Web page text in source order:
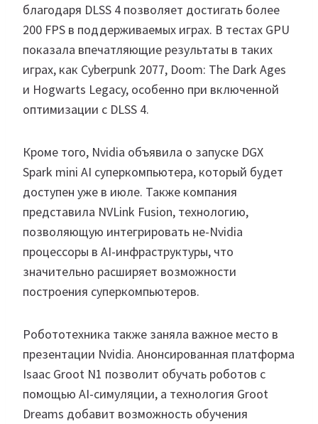
благодаря DLSS 4 позволяет достигать более
200 FPS в поддерживаемых играх. В тестах GPU
показала впечатляющие результаты в таких
играх, как Cyberpunk 2077, Doom: The Dark Ages
и Hogwarts Legacy, особенно при включенной
оптимизации с DLSS 4.
Кроме того, Nvidia объявила о запуске DGX
Spark mini AI суперкомпьютера, который будет
доступен уже в июле. Также компания
представила NVLink Fusion, технологию,
позволяющую интегрировать не-Nvidia
процессоры в AI-инфраструктуры, что
значительно расширяет возможности
построения суперкомпьютеров.
Робототехника также заняла важное место в
презентации Nvidia. Анонсированная платформа
Isaac Groot N1 позволит обучать роботов с
помощью AI-симуляции, а технология Groot
Dreams добавит возможность обучения